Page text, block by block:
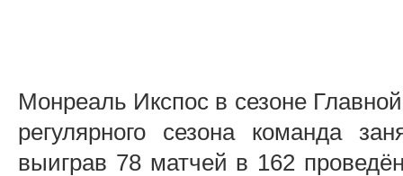
Монреаль Икспос в сезоне
регулярного сезона команда
выиграв 78 матчей в 162